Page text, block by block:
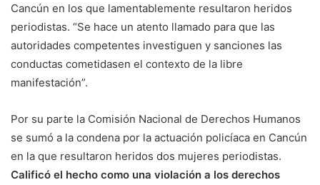
Cancún en los que lamentablemente resultaron heridos
periodistas. “Se hace un atento llamado para que las
autoridades competentes investiguen y sanciones las
conductas cometidasen el contexto de la libre
manifestación”.
Por su parte la Comisión Nacional de Derechos Humanos
se sumó a la condena por la actuación policíaca en Cancún
en la que resultaron heridos dos mujeres periodistas.
Calificó el hecho como una violación a los derechos